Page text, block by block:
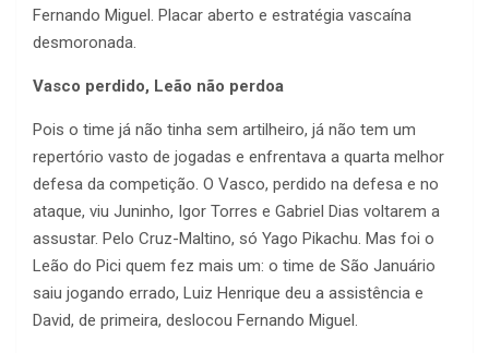
Fernando Miguel. Placar aberto e estratégia vascaína
desmoronada.
Vasco perdido, Leão não perdoa
Pois o time já não tinha sem artilheiro, já não tem um
repertório vasto de jogadas e enfrentava a quarta melhor
defesa da competição. O Vasco, perdido na defesa e no
ataque, viu Juninho, Igor Torres e Gabriel Dias voltarem a
assustar. Pelo Cruz-Maltino, só Yago Pikachu. Mas foi o
Leão do Pici quem fez mais um: o time de São Januário
saiu jogando errado, Luiz Henrique deu a assistência e
David, de primeira, deslocou Fernando Miguel.